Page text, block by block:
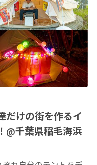
だけの街を作るイ
@千葉県稲毛海浜